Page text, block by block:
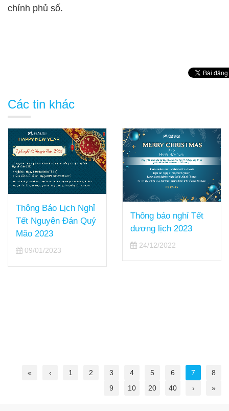
chính phủ số.
Các tin khác
Thông báo nghỉ Tết
dương lịch 2023
nhận 4 giải thưởng
lớn tại sự kiện Cisco
Partner Appreciation
Night 2022
« ‹ 1 2 3 4 5 6 7
8
9
10 20 40 › »